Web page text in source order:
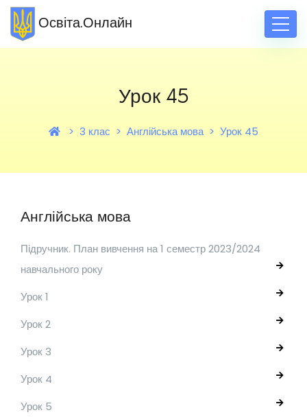
Освіта.Онлайн
Урок 45
3 клас Англійська мова Урок 45
Англійська мова
Підручник. План вивчення на 1 семестр 2023/2024
навчального року
Урок 1
Урок 2
Урок 3
Урок 4
Урок 5